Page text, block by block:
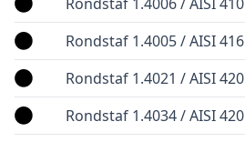
Rondstaf 1.4005 / AISI 416
Rondstaf 1.4021 / AISI 420
Rondstaf 1.4034 / AISI 420